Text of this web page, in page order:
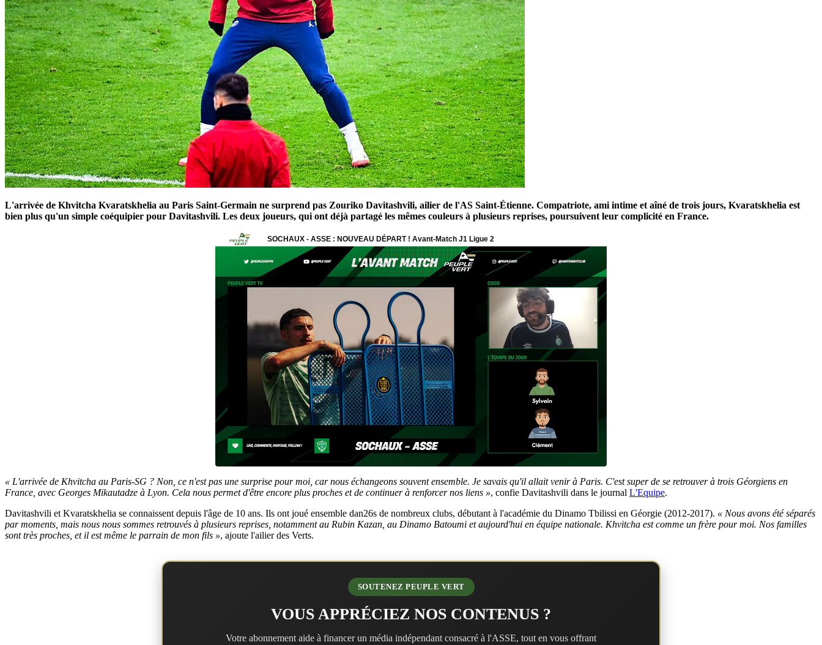
L'arrivée de Khvitcha Kvaratskhelia au Paris Saint-Germain ne surprend pas Zouriko Davitashvili, ailier de l'AS Saint-Étienne. Compatriote, ami intime et aîné de trois jours, Kvaratskhelia est
bien plus qu'un simple coéquipier pour Davitashvili. Les deux joueurs, qui ont déjà partagé les mêmes couleurs à plusieurs reprises, poursuivent leur complicité en France.
« L'arrivée de Khvitcha au Paris-SG ? Non, ce n'est pas une surprise pour moi, car nous échangeons souvent ensemble. Je savais qu'il allait venir à Paris. C'est super de se retrouver à trois Géorgiens en
France, avec Georges Mikautadze à Lyon. Cela nous permet d'être encore plus proches et de continuer à renforcer nos liens », confie Davitashvili dans le journal L'Equipe.
Davitashvili et Kvaratskhelia se connaissent depuis l'âge de 10 ans. Ils ont joué ensemble dan26s de nombreux clubs, débutant à l'académie du Dinamo Tbilissi en Géorgie (2012-2017). « Nous avons été séparés
par moments, mais nous nous sommes retrouvés à plusieurs reprises, notamment au Rubin Kazan, au Dinamo Batoumi et aujourd'hui en équipe nationale. Khvitcha est comme un frère pour moi. Nos familles
sont très proches, et il est même le parrain de mon fils », ajoute l'ailier des Verts.
SOUTENEZ PEUPLE VERT
VOUS APPRÉCIEZ NOS CONTENUS ?
Votre abonnement aide à financer un média indépendant consacré à l'ASSE, tout en vous offrant